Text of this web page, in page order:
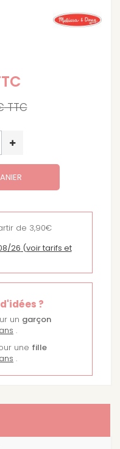
TTC
de 3,90€
26 (voir tarifs et
?
un garçon
.
une fille
.